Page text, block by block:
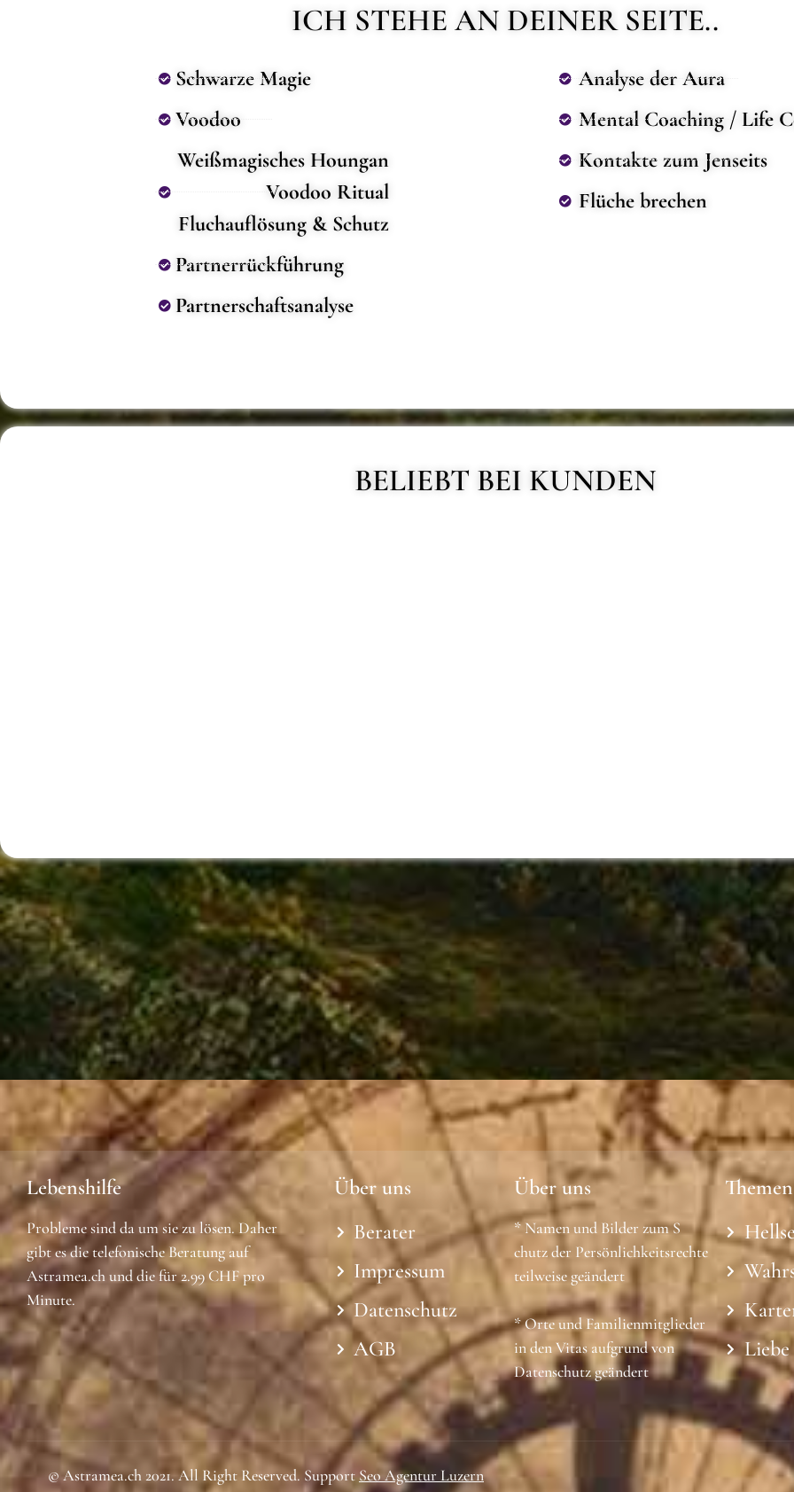
ICH STEHE AN DEINER SEITE..
Schwarze Magie
Voodoo
Weißmagisches Houngan
Voodoo Ritual
Fluchauflösung & Schutz
Partnerrückführung
Partnerschaftsanalyse
Analyse der Aura
Mental Coaching / Life
Kontakte zum Jenseits
Flüche brechen
BELIEBT BEI KUNDEN
Lebenshilfe
Probleme sind da um sie zu lösen. Daher
gibt es die telefonische Beratung auf
Astramea.ch und die für 2.99 CHF pro
Minute.
Über uns
Berater
Impressum
Datenschutz
AGB
Über uns
* Namen und Bilder zum S
chutz der Persönlichkeitsrechte
teilweise geändert
* Orte und Familienmitglieder
in den Vitas aufgrund von
Datenschutz geändert
Themen
© Astramea.ch 2021. All Right Reserved. Support Seo Agentur Luzern